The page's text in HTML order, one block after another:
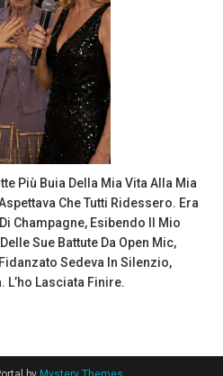
Più Buia Della Mia Vita Alla Mia
Che Tutti Ridessero. Era
Champagne, Esibendo Il Mio
Sue Battute Da Open Mic,
Sedeva In Silenzio,
L’ho Lasciata Finire.